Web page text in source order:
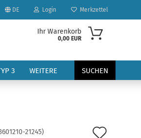
DE Login Merkzettel
Ihr Warenkorb
0,00 EUR
3 SUCHEN
WEITERE
21245)